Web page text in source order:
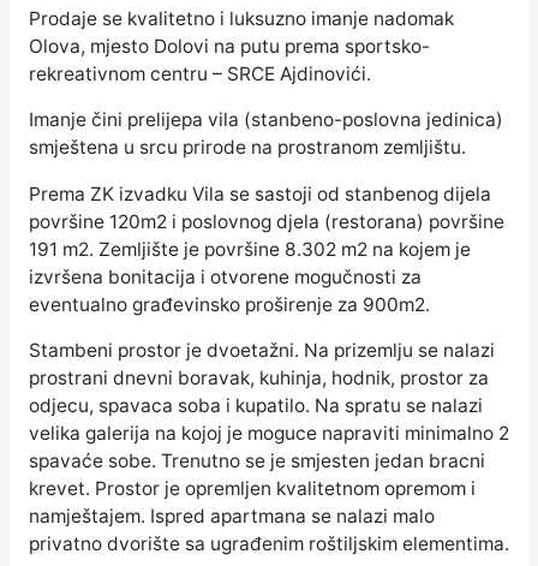
Prodaje se kvalitetno i luksuzno imanje nadomak
Olova, mjesto Dolovi na putu prema sportsko-
rekreativnom centru – SRCE Ajdinovići.
Imanje čini prelijepa vila (stanbeno-poslovna jedinica)
smještena u srcu prirode na prostranom zemljištu.
Prema ZK izvadku Vila se sastoji od stanbenog dijela
površine 120m2 i poslovnog djela (restorana) površine
191 m2. Zemljište je površine 8.302 m2 na kojem je
izvršena bonitacija i otvorene mogučnosti za
eventualno građevinsko proširenje za 900m2.
Stambeni prostor je dvoetažni. Na prizemlju se nalazi
prostrani dnevni boravak, kuhinja, hodnik, prostor za
odjecu, spavaca soba i kupatilo. Na spratu se nalazi
velika galerija na kojoj je moguce napraviti minimalno 2
spavaće sobe. Trenutno se je smjesten jedan bracni
krevet. Prostor je opremljen kvalitetnom opremom i
namještajem. Ispred apartmana se nalazi malo
privatno dvorište sa ugrađenim roštiljskim elementima.